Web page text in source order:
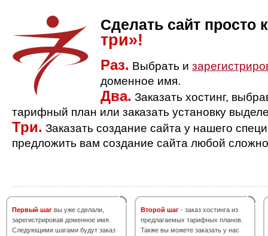
Сделать сайт просто
три»!
Раз. Выбрать и
доменное имя.
Два. Заказать хостинг,
тарифный план или заказать установку
Три. Заказать создание сайта у нашего
предложить вам создание сайта любой
Первый шаг вы уже сделали,
зарегистрировав доменное имя.
Следующими шагами будут заказ
Второй шаг - заказ хостинга из
предлагаемых тарифных планов.
Также вы можете заказать у нас